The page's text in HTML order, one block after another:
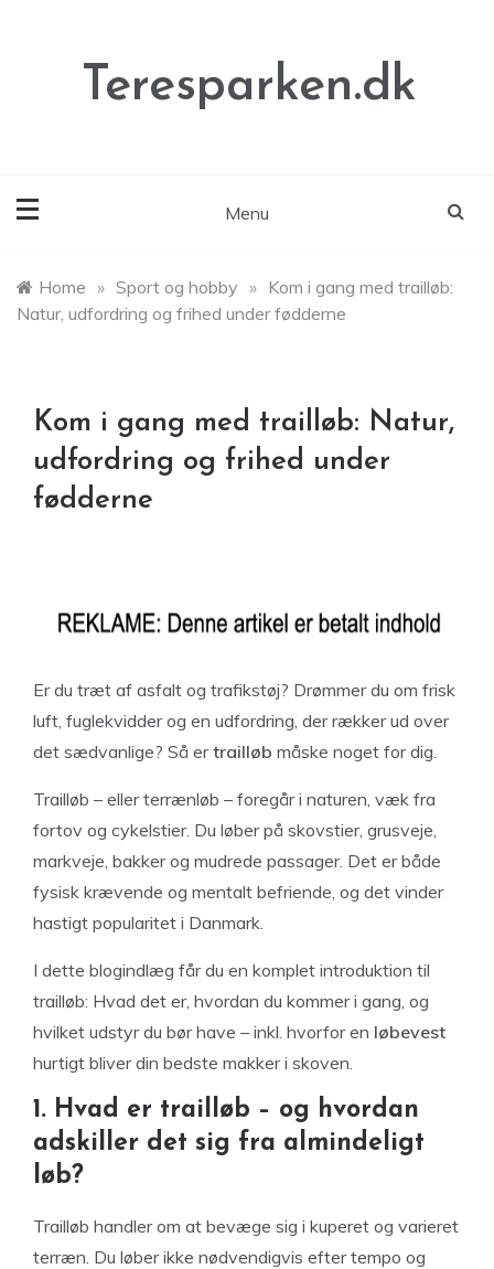
Teresparken.dk
Menu
Home » Sport og hobby » Kom i gang med trailløb:
Natur, udfordring og frihed under fødderne
Kom i gang med trailløb: Natur,
udfordring og frihed under
fødderne
Er du træt af asfalt og trafikstøj? Drømmer du om frisk
luft, fuglekvidder og en udfordring, der rækker ud over
det sædvanlige? Så ertrailløb måske noget for dig.
Trailløb – eller terrænløb – foregår i naturen, væk fra
fortov og cykelstier. Du løber på skovstier, grusveje,
markveje, bakker og mudrede passager. Det er både
fysisk krævende og mentalt befriende, og det vinder
hastigt popularitet i Danmark.
I dette blogindlæg får du en komplet introduktion til
trailløb: Hvad det er, hvordan du kommer i gang, og
hvilket udstyr du bør have – inkl. hvorfor en løbevest
hurtigt bliver din bedste makker i skoven.
1. Hvad er trailløb – og hvordan
adskiller det sig fra almindeligt
løb?
Trailløb handler om at bevæge sig i kuperet og varieret
terræn. Du løber ikke nødvendigvis efter tempo og